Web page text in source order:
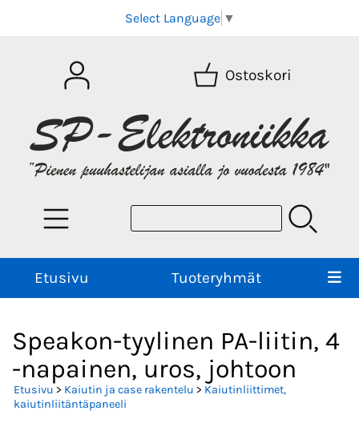
Select Language ▼
Ostoskori
Etusivu Tuoteryhmät
Speakon-tyylinen PA-liitin, 4
-napainen, uros, johtoon
Etusivu > Kaiutin ja case rakentelu > Kaiutinliittimet,
kaiutinliitäntäpaneeli